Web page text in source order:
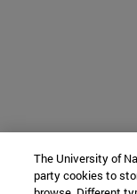
The University of
party cookies to